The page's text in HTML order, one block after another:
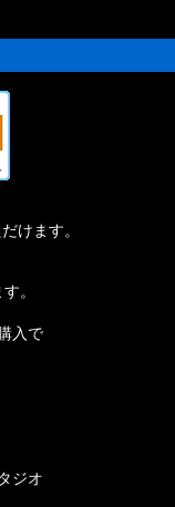
けます。
。
入で
ジオ